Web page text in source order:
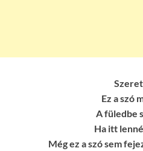
Ez a szó
A füledbe
Ha itt
Még ez a szó sem